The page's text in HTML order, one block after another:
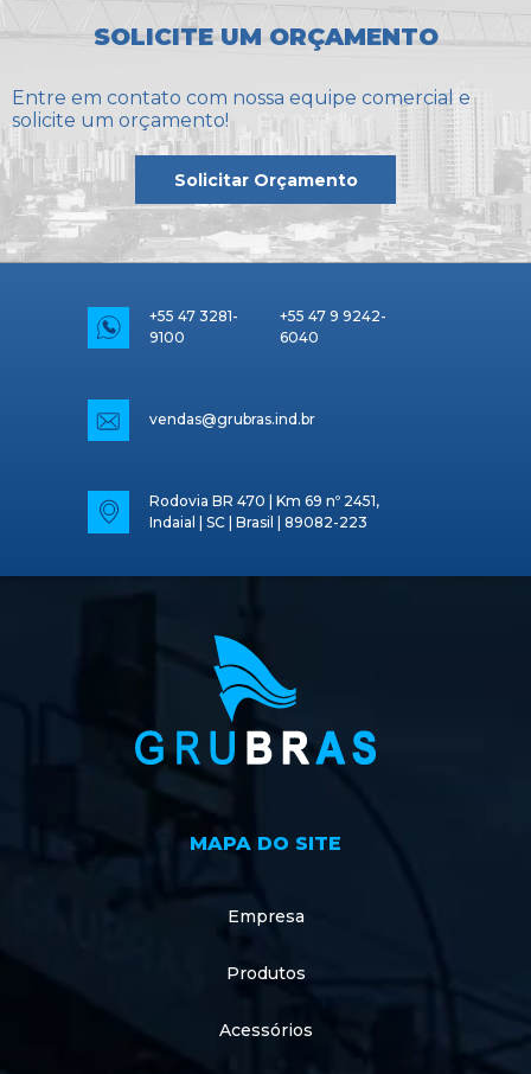
SOLICITE UM ORÇAMENTO
Entre em contato com nossa equipe comercial e
solicite um orçamento!
Solicitar Orçamento
+55 47 3281-
9100
+55 47 9 9242-
6040
vendas@grubras.ind.br
Rodovia BR 470 | Km 69 nº 2451,
Indaial | SC | Brasil | 89082-223
MAPA DO SITE
Empresa
Produtos
Acessórios